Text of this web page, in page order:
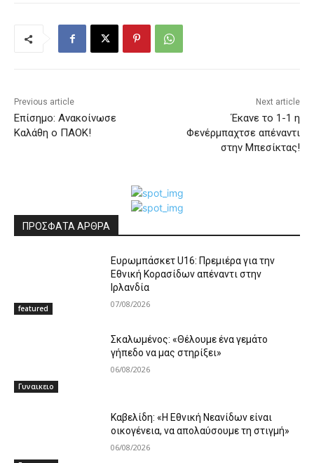
Previous article
Επίσημο: Ανακοίνωσε
Καλάθη ο ΠΑΟΚ!
Next article
Έκανε το 1-1 η
Φενέρμπαχτσε απέναντι
στην Μπεσίκτας!
ΠΡΟΣΦΑΤΑ ΑΡΘΡΑ
featured
Ευρωμπάσκετ U16: Πρεμιέρα για την
Εθνική Κορασίδων απέναντι στην
Ιρλανδία
07/08/2026
Γυναικειο
Σκαλωμένος: «Θέλουμε ένα γεμάτο
γήπεδο να μας στηρίξει»
06/08/2026
Καβελίδη: «Η Εθνική Νεανίδων είναι
οικογένεια, να απολαύσουμε τη στιγμή»
06/08/2026